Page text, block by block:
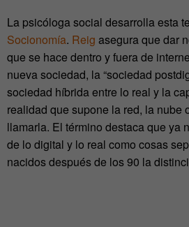
La psicóloga social desarrolla esta
Socionomía. Reig asegura que dar
que se hace dentro y fuera de
nueva sociedad, la “sociedad
sociedad híbrida entre lo real y la
realidad que supone la red, la nube
llamarla. El término destaca que ya
de lo digital y lo real como cosas
nacidos después de los 90 la